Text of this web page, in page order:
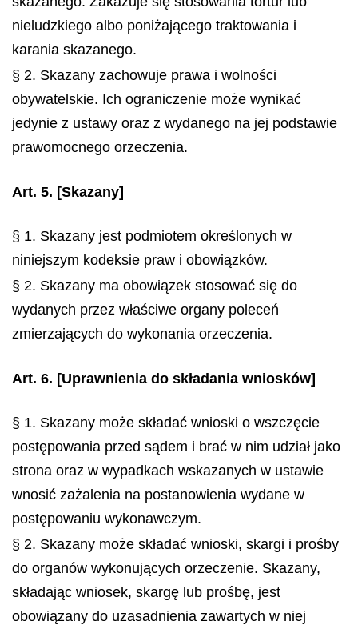
nieludzkiego albo poniżającego traktowania i
karania skazanego.
§ 2. Skazany zachowuje prawa i wolności
obywatelskie. Ich ograniczenie może wynikać
jedynie z ustawy oraz z wydanego na jej podstawie
prawomocnego orzeczenia.
Art. 5. [Skazany]
§ 1. Skazany jest podmiotem określonych w
niniejszym kodeksie praw i obowiązków.
§ 2. Skazany ma obowiązek stosować się do
wydanych przez właściwe organy poleceń
zmierzających do wykonania orzeczenia.
Art. 6. [Uprawnienia do składania wniosków]
§ 1. Skazany może składać wnioski o wszczęcie
postępowania przed sądem i brać w nim udział jako
strona oraz w wypadkach wskazanych w ustawie
wnosić zażalenia na postanowienia wydane w
postępowaniu wykonawczym.
§ 2. Skazany może składać wnioski, skargi i prośby
do organów wykonujących orzeczenie. Skazany,
składając wniosek, skargę lub prośbę, jest
obowiązany do uzasadnienia zawartych w niej